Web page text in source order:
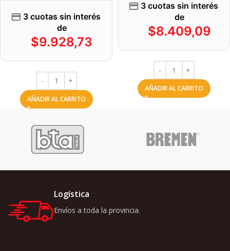
3 cuotas sin interés
de
$9.928,73
AÑADIR AL CARRITO
3 cuotas sin interés
de
$8.409,09
AÑADIR AL CARRITO
Logística
Envíos a toda la provincia.